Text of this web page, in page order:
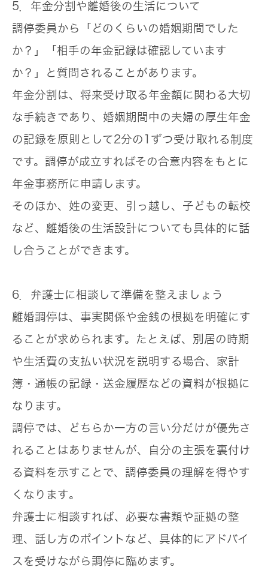
5．年金分割や離婚後の生活について
調停委員から「どのくらいの婚姻期間でした
か？」「相手の年金記録は確認しています
か？」と質問されることがあります。
年金分割 は、将来受け取る年金額に関わる大切
な手続きであり、婚姻期間中の夫婦の厚生年金
の記録を原則として2分の1ずつ受け取れる制度
です。調停が成立すればその合意内容をもとに
年金事務所に申請します。
そのほか、姓の変更、引っ越し、子どもの転校
など、 離婚後の生活設計についても具体的に話
し合うことができます。
6．弁護士に相談して準備を整えましょう
離婚調停は、事実関係や金銭の根拠を明確にす
ることが求められます。たとえば、別居の時期
や生活費の支払い状況を説明する場合、 家計
簿・通帳の記録・送金履歴などの資料が根拠に
なります。
調停では、どちらか一方の言い分だけが優先さ
れることはありませんが、 自分の主張を裏付け
る資料を示すことで、調停委員の理解を得やす
くなります。
弁護士に相談すれば、必要な書類や証拠の整
理、話し方のポイントなど、具体的にアドバイ
スを受けながら調停に臨めます。